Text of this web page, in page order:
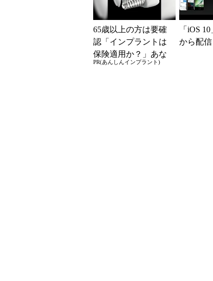
65歳以上の方は要確
認「インプラントは
保険適用か？」あな
たに沿った治療法や
PR(あんしんインプラント)
「iOS
から配信